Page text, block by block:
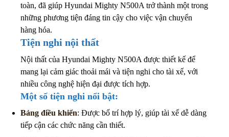
toàn, đã giúp Hyundai Mighty N500A trở thành một trong
những phương tiện đáng tin cậy cho việc vận chuyển
hàng hóa.
Tiện nghi nội thất
Nội thất của Hyundai Mighty N500A được thiết kế để
mang lại cảm giác thoải mái và tiện nghi cho tài xế, với
nhiều công nghệ hiện đại được tích hợp.
Một số tiện nghi nổi bật:
Bảng điều khiển: Được bố trí hợp lý, giúp tài xế dễ dàng
tiếp cận các chức năng cần thiết.